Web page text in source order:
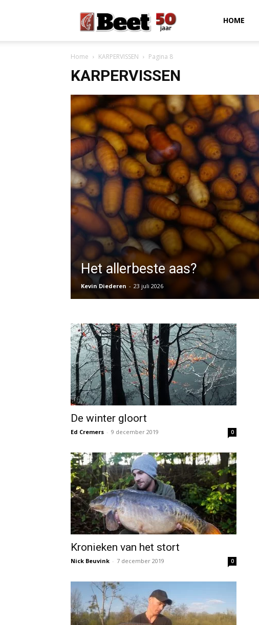
HOME
Home KARPERVISSEN Pagina 8
KARPERVISSEN
Het allerbeste aas?
Kevin Diederen - 23 juli 2026
De winter gloort
Ed Cremers - 9 december 2019 0
Kronieken van het stort
Nick Beuvink - 7 december 2019 0